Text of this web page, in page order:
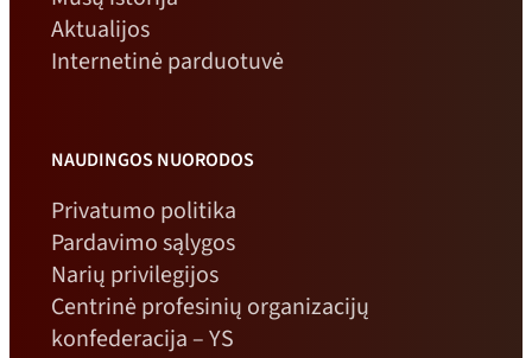
Aktualijos
Internetinė parduotuvė
NAUDINGOS NUORODOS
Privatumo politika
Pardavimo sąlygos
Narių privilegijos
Centrinė profesinių organizacijų
konfederacija – YS